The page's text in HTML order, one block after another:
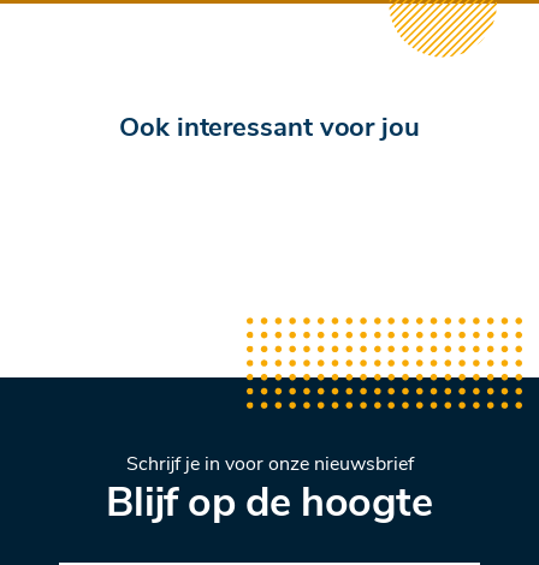
Ook interessant voor jou
Schrijf je in voor onze nieuwsbrief
Blijf op de hoogte